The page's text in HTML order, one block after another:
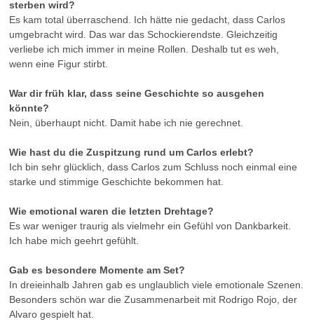
sterben wird?
Es kam total überraschend. Ich hätte nie gedacht, dass Carlos
umgebracht wird. Das war das Schockierendste. Gleichzeitig
verliebe ich mich immer in meine Rollen. Deshalb tut es weh,
wenn eine Figur stirbt.
War dir früh klar, dass seine Geschichte so ausgehen
könnte?
Nein, überhaupt nicht. Damit habe ich nie gerechnet.
Wie hast du die Zuspitzung rund um Carlos erlebt?
Ich bin sehr glücklich, dass Carlos zum Schluss noch einmal eine
starke und stimmige Geschichte bekommen hat.
Wie emotional waren die letzten Drehtage?
Es war weniger traurig als vielmehr ein Gefühl von Dankbarkeit.
Ich habe mich geehrt gefühlt.
Gab es besondere Momente am Set?
In dreieinhalb Jahren gab es unglaublich viele emotionale Szenen.
Besonders schön war die Zusammenarbeit mit Rodrigo Rojo, der
Alvaro gespielt hat.